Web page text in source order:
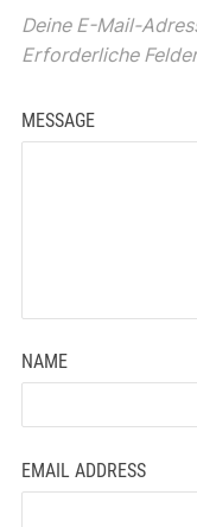
Deine E-Mail-
Erforderliche
MESSAGE
NAME
EMAIL ADDRESS